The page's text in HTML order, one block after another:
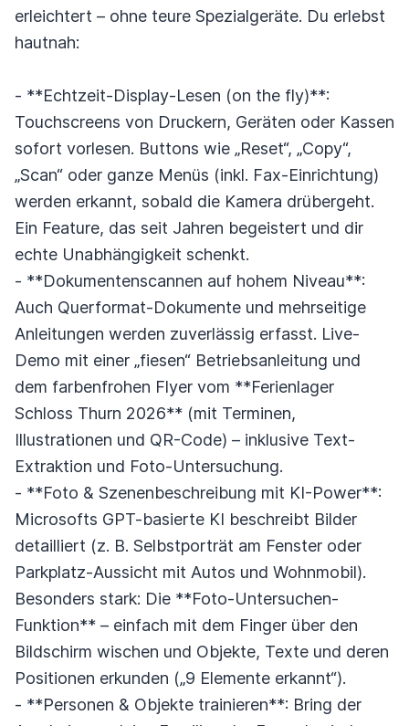
erleichtert – ohne teure Spezialgeräte. Du erlebst
hautnah:
- **Echtzeit-Display-Lesen (on the fly)**:
Touchscreens von Druckern, Geräten oder Kassen
sofort vorlesen. Buttons wie „Reset“, „Copy“,
„Scan“ oder ganze Menüs (inkl. Fax-Einrichtung)
werden erkannt, sobald die Kamera drübergeht.
Ein Feature, das seit Jahren begeistert und dir
echte Unabhängigkeit schenkt.
- **Dokumentenscannen auf hohem Niveau**:
Auch Querformat-Dokumente und mehrseitige
Anleitungen werden zuverlässig erfasst. Live-
Demo mit einer „fiesen“ Betriebsanleitung und
dem farbenfrohen Flyer vom **Ferienlager
Schloss Thurn 2026** (mit Terminen,
Illustrationen und QR-Code) – inklusive Text-
Extraktion und Foto-Untersuchung.
- **Foto & Szenenbeschreibung mit KI-Power**:
Microsofts GPT-basierte KI beschreibt Bilder
detailliert (z. B. Selbstporträt am Fenster oder
Parkplatz-Aussicht mit Autos und Wohnmobil).
Besonders stark: Die **Foto-Untersuchen-
Funktion** – einfach mit dem Finger über den
Bildschirm wischen und Objekte, Texte und deren
Positionen erkunden („9 Elemente erkannt“).
- **Personen & Objekte trainieren**: Bring der